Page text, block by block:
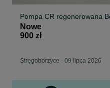
Pompa CR regenerowana
Nowe
900 zł
Stręgoborzyce - 09 lipca 2026